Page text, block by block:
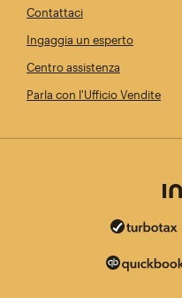
Contattaci
Ingaggia un esperto
Centro assistenza
Parla con l'Ufficio Vendite